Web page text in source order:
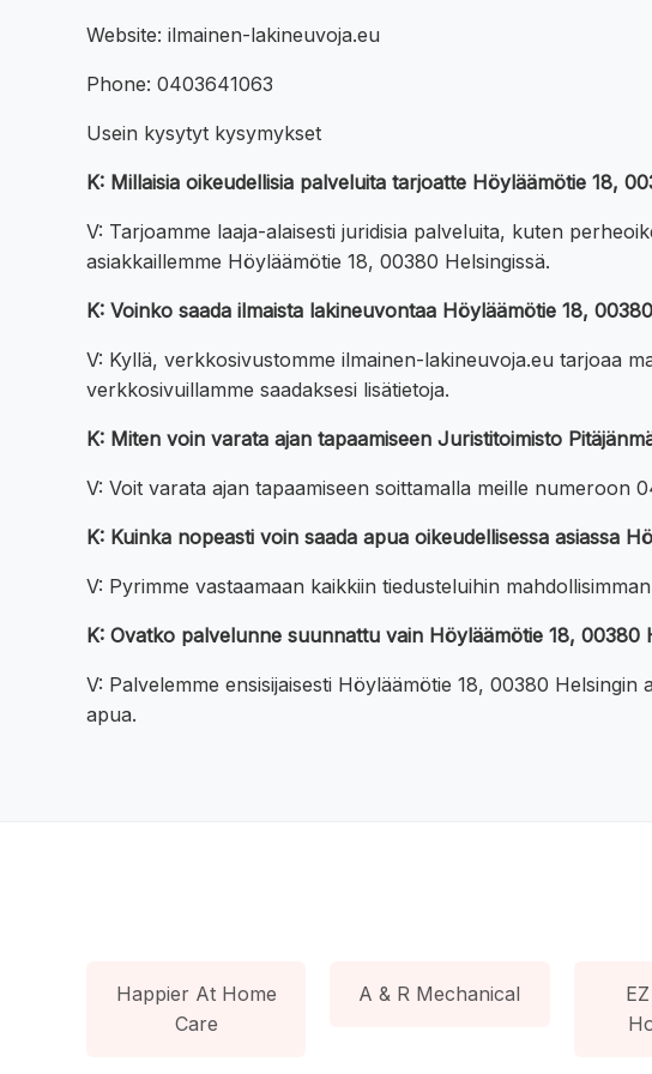
Website: ilmainen-lakineuvoja.eu
Phone: 0403641063
Usein kysytyt kysymykset
K: Millaisia oikeudellisia palveluita tarjoatte Höyläämötie 18,
V: Tarjoamme laaja-alaisesti juridisia palveluita, kuten
asiakkaillemme Höyläämötie 18, 00380 Helsingissä.
K: Voinko saada ilmaista lakineuvontaa Höyläämötie 18,
V: Kyllä, verkkosivustomme ilmainen-lakineuvoja.eu tarjoaa
verkkosivuillamme saadaksesi lisätietoja.
K: Miten voin varata ajan tapaamiseen Juristitoimisto
V: Voit varata ajan tapaamiseen soittamalla meille
K: Kuinka nopeasti voin saada apua oikeudellisessa asiassa
V: Pyrimme vastaamaan kaikkiin tiedusteluihin
K: Ovatko palvelunne suunnattu vain Höyläämötie 18, 00380
V: Palvelemme ensisijaisesti Höyläämötie 18, 00380
apua.
Happier At Home
Care
A & R Mechanical